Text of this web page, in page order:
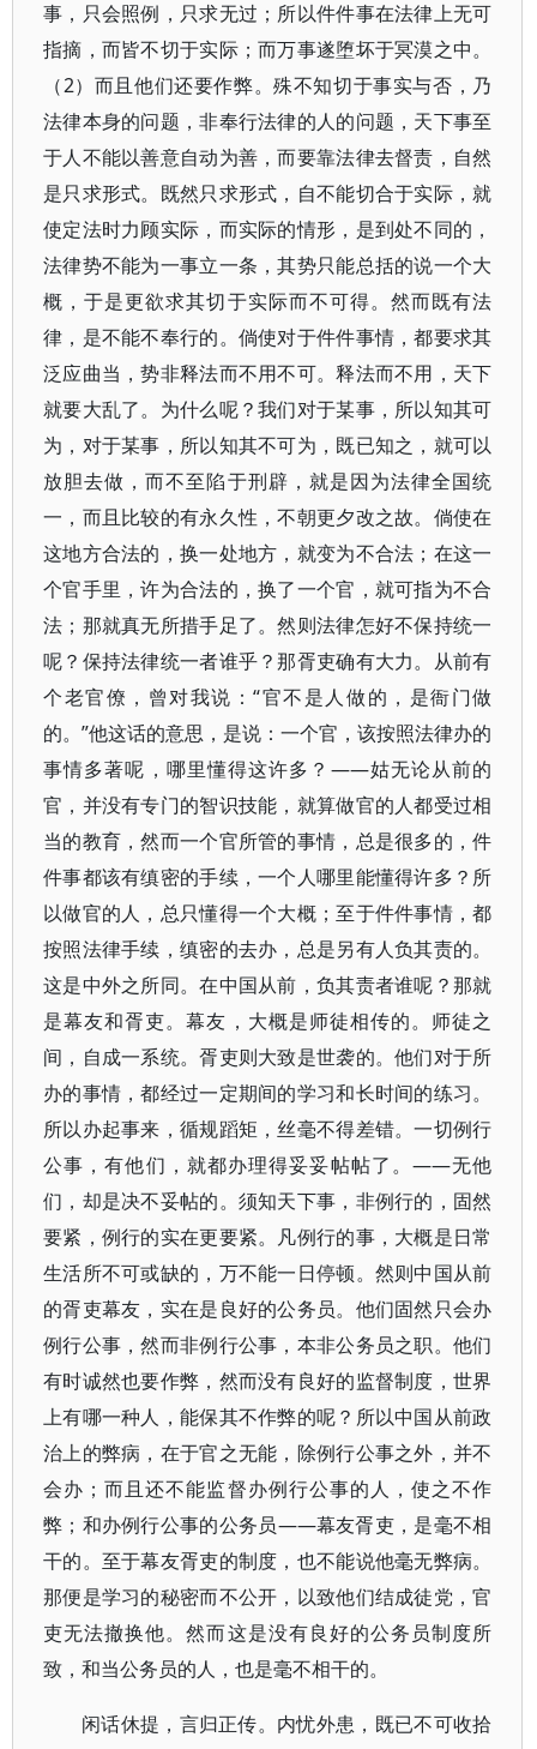
事，只会照例，只求无过；所以件件事在法律上无可
指摘，而皆不切于实际；而万事遂堕坏于冥漠之中。
（2）而且他们还要作弊。殊不知切于事实与否，乃
法律本身的问题，非奉行法律的人的问题，天下事至
于人不能以善意自动为善，而要靠法律去督责，自然
是只求形式。既然只求形式，自不能切合于实际，就
使定法时力顾实际，而实际的情形，是到处不同的，
法律势不能为一事立一条，其势只能总括的说一个大
概，于是更欲求其切于实际而不可得。然而既有法
律，是不能不奉行的。倘使对于件件事情，都要求其
泛应曲当，势非释法而不用不可。释法而不用，天下
就要大乱了。为什么呢？我们对于某事，所以知其可
为，对于某事，所以知其不可为，既已知之，就可以
放胆去做，而不至陷于刑辟，就是因为法律全国统
一，而且比较的有永久性，不朝更夕改之故。倘使在
这地方合法的，换一处地方，就变为不合法；在这一
个官手里，许为合法的，换了一个官，就可指为不合
法；那就真无所措手足了。然则法律怎好不保持统一
呢？保持法律统一者谁乎？那胥吏确有大力。从前有
个老官僚，曾对我说：“官不是人做的，是衙门做
的。”他这话的意思，是说：一个官，该按照法律办的
事情多著呢，哪里懂得这许多？——姑无论从前的
官，并没有专门的智识技能，就算做官的人都受过相
当的教育，然而一个官所管的事情，总是很多的，件
件事都该有缜密的手续，一个人哪里能懂得许多？所
以做官的人，总只懂得一个大概；至于件件事情，都
按照法律手续，缜密的去办，总是另有人负其责的。
这是中外之所同。在中国从前，负其责者谁呢？那就
是幕友和胥吏。幕友，大概是师徒相传的。师徒之
间，自成一系统。胥吏则大致是世袭的。他们对于所
办的事情，都经过一定期间的学习和长时间的练习。
所以办起事来，循规蹈矩，丝毫不得差错。一切例行
公事，有他们，就都办理得妥妥帖帖了。——无他
们，却是决不妥帖的。须知天下事，非例行的，固然
要紧，例行的实在更要紧。凡例行的事，大概是日常
生活所不可或缺的，万不能一日停顿。然则中国从前
的胥吏幕友，实在是良好的公务员。他们固然只会办
例行公事，然而非例行公事，本非公务员之职。他们
有时诚然也要作弊，然而没有良好的监督制度，世界
上有哪一种人，能保其不作弊的呢？所以中国从前政
治上的弊病，在于官之无能，除例行公事之外，并不
会办；而且还不能监督办例行公事的人，使之不作
弊；和办例行公事的公务员——幕友胥吏，是毫不相
干的。至于幕友胥吏的制度，也不能说他毫无弊病。
那便是学习的秘密而不公开，以致他们结成徒党，官
吏无法撤换他。然而这是没有良好的公务员制度所
致，和当公务员的人，也是毫不相干的。
闲话休提，言归正传。内忧外患，既已不可收拾